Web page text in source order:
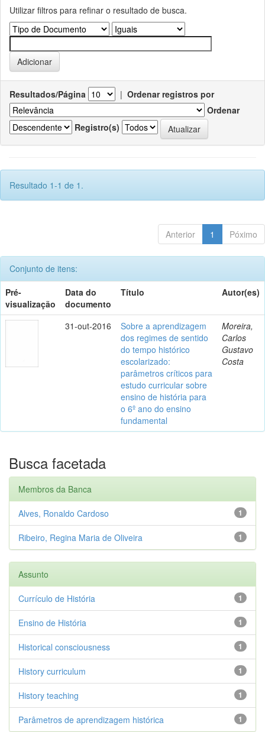
Utilizar filtros para refinar o resultado de busca.
Resultados/Página | Ordenar registros por
Ordenar
Registro(s)
Resultado 1-1 de 1.
Anterior 1 Póximo
Conjunto de itens:
Pré-
visualização
Data do
documento
Título Autor(es)
31-out-2016
Sobre a aprendizagem
dos regimes de sentido
do tempo histórico
escolarizado:
parâmetros críticos para
estudo curricular sobre
ensino de história para
o 6º ano do ensino
fundamental
Moreira,
Carlos
Gustavo
Costa
Busca facetada
Membros da Banca
1
Alves, Ronaldo Cardoso
1
Ribeiro, Regina Maria de Oliveira
Assunto
1
Currículo de História
1
Ensino de História
1
Historical consciousness
1
History curriculum
1
History teaching
1
Parâmetros de aprendizagem histórica